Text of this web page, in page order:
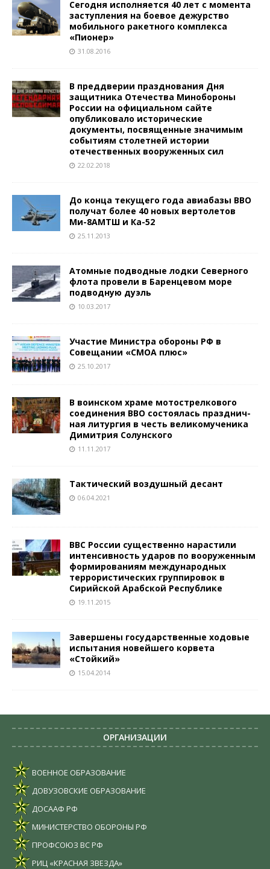
Сегодня исполняется 40 лет с момента
заступления на боевое дежурство
мобильного ракетного комплекса
«Пионер»
31.08.2016
В преддверии празднования Дня
защитника Отечества Минобороны
России на официальном сайте
опубликовало исторические
документы, посвященные значимым
событиям столетней истории
отечественных вооруженных сил
22.02.2018
До конца текущего года авиабазы ВВО
получат более 40 новых вертолетов
Ми-8АМТШ и Ка-52
25.11.2013
Атомные подводные лодки Северного
флота провели в Баренцевом море
подводную дуэль
10.03.2017
Участие Министра обороны РФ в
Совещании «СМОА плюс»
25.10.2017
В воинском храме мотострелкового
соединения ВВО состоялась празднич-
ная литургия в честь великомученика
Димитрия Солунского
11.11.2017
Тактический воздушный десант
06.04.2021
ВВС России существенно нарастили
интенсивность ударов по вооруженным
формированиям международных
террористических группировок в
Сирийской Арабской Республике
19.11.2015
Завершены государственные ходовые
испытания новейшего корвета
«Стойкий»
15.04.2014
ОРГАНИЗАЦИИ
ВОЕННОЕ ОБРАЗОВАНИЕ
ДОВУЗОВСКИЕ ОБРАЗОВАНИЕ
ДОСААФ РФ
МИНИСТЕРСТВО ОБОРОНЫ РФ
ПРОФСОЮЗ ВС РФ
РИЦ «КРАСНАЯ ЗВЕЗДА»